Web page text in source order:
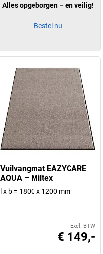
Vuilvangmat EAZYCARE
AQUA – Miltex
l x b = 1800 x 1200 mm
Excl. BTW
€ 149,-
Alles opgeborgen – en veilig!
Bestel nu